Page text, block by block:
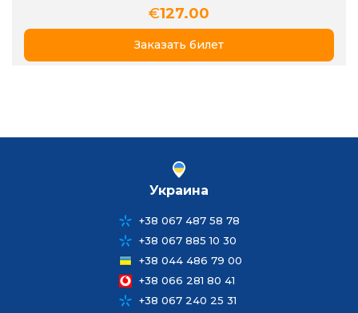
€127.00
Заказать билет
Украина
+38 067 487 58 78
+38 067 885 10 30
+38 044 486 79 00
+38 066 281 80 41
+38 067 240 25 31